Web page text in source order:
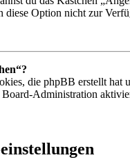
diese Option nicht zur
die phpBB erstellt hat
Board-Administration